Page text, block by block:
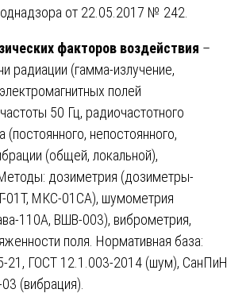
от 22.05.2017 № 242.
факторов воздействия –
радиации (гамма-излучение,
полей
50 Гц, радиочастотного
(постоянного, непостоянного,
(общей, локальной),
дозиметрия (дозиметры-
01Т, МКС-01СА), шумометрия
110А, ВШВ-003), виброметрия,
поля. Нормативная база:
21, ГОСТ 12.1.003-2014 (шум), СанПиН
(вибрация).